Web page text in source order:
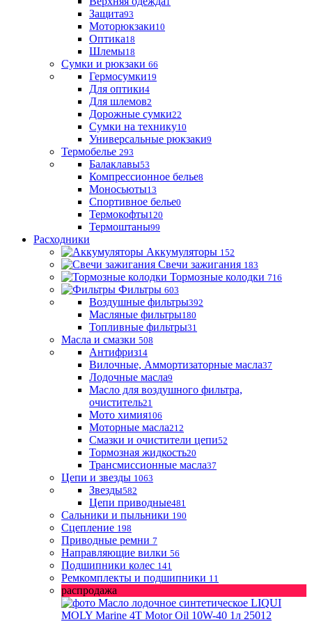
Защита93
Моторюкзаки10
Оптика18
Шлемы18
Сумки и рюкзаки 66
Гермосумки19
Для оптики4
Для шлемов2
Дорожные сумки22
Сумки на технику10
Универсальные рюкзаки9
Термобелье 293
Балаклавы53
Компрессионное белье8
Моносьюты13
Спортивное белье0
Термокофты120
Термоштаны99
Расходники
Аккумуляторы 152
Свечи зажигания 183
Тормозные колодки 716
Фильтры 603
Воздушные фильтры392
Масляные фильтры180
Топливные фильтры31
Масла и смазки 508
Антифриз14
Вилочные, Аммортизаторные масла37
Лодочные масла9
Масло для воздушного фильтра,
очиститель21
Мото химия106
Моторные масла212
Смазки и очистители цепи52
Тормозная жидкость20
Трансмиссионные масла37
Цепи и звезды 1063
Звезды582
Цепи приводные481
Сальники и пыльники 190
Сцепление 198
Приводные ремни 7
Направляющие вилки 56
Подшипники колес 141
Ремкомплекты и подшипники 11
распродажа